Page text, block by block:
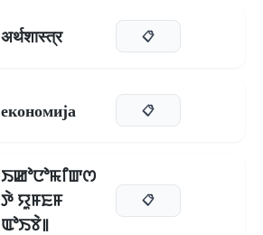
अर्थशास्त्र 📋
економија 📋
ꯏꯀꯣꯅꯣꯃꯤꯛꯁ
ꯇꯥ ꯌꯨꯝꯐꯝ
ꯑꯣꯏꯕꯥ꯫
📋